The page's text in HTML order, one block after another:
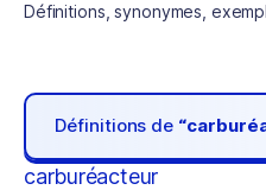
Définitions, synonymes,
Définitions de
carburéacteur